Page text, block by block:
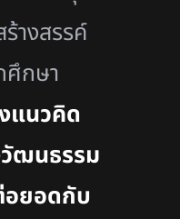
างสรรค์
ศึกษา
แนวคิด
ฒนธรรม
อยอดกับ